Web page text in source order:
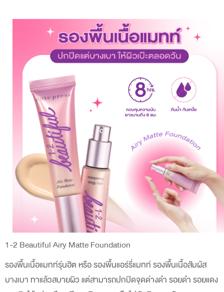
1-2 Beautiful Airy Matte Foundation
รองพื้นเนื้อแมทท์รุ่นฮิต หรือ รองพื้นแอร์รี่แมทท์ รองพื้นเนื้อสัมผัส
บางเบา ทาแล้วสบายผิว แต่สามารถปกปิดจุดด่างดำ รอยดำ รอยแดง